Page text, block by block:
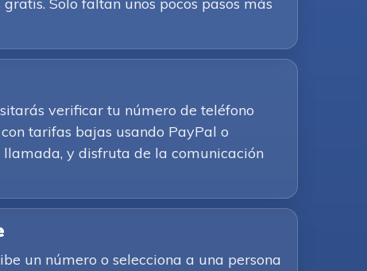
verificar tu número de teléfono
tarifas bajas usando PayPal o
y disfruta de la comunicación
un número o selecciona a una persona